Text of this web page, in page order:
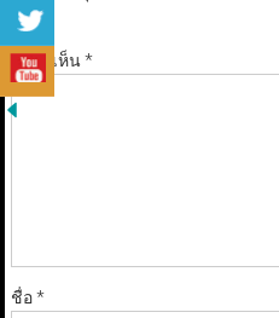
*
ความเห็น*
ชื่อ*